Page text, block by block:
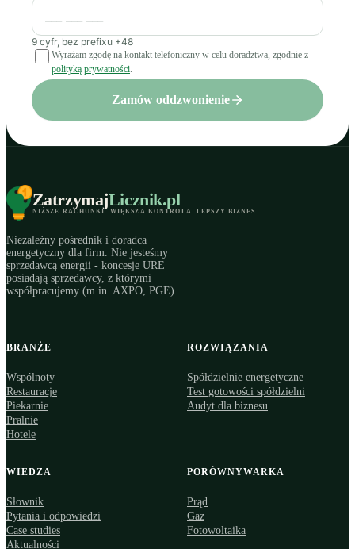
9 cyfr, bez prefixu +48
Wyrażam zgodę na kontakt telefoniczny w celu doradztwa, zgodnie z
polityką prywatności.
Zamów oddzwonienie
ZatrzymajLicznik.pl
NIŻSZE RACHUNKI. WIĘKSZA KONTROLA. LEPSZY BIZNES .
Niezależny pośrednik i doradca
energetyczny dla firm. Nie jesteśmy
sprzedawcą energii - koncesje URE
posiadają sprzedawcy, z którymi
współpracujemy (m.in. AXPO, PGE).
BRANŻE
Wspólnoty
Restauracje
Piekarnie
Pralnie
Hotele
ROZWIĄZANIA
Spółdzielnie energetyczne
Test gotowości spółdzielni
Audyt dla biznesu
WIEDZA
Słownik
Pytania i odpowiedzi
Case studies
Aktualności
PORÓWNYWARKA
Prąd
Gaz
Fotowoltaika